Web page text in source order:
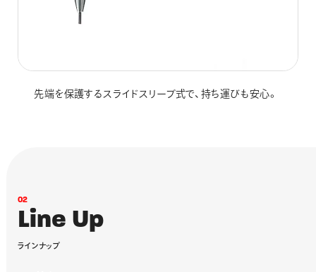
先端を保護するスライドスリーブ式で、持ち運びも安心。
02
Line Up
ラインナップ